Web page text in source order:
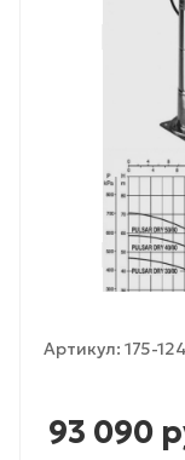
Артикул: 175-
93 090